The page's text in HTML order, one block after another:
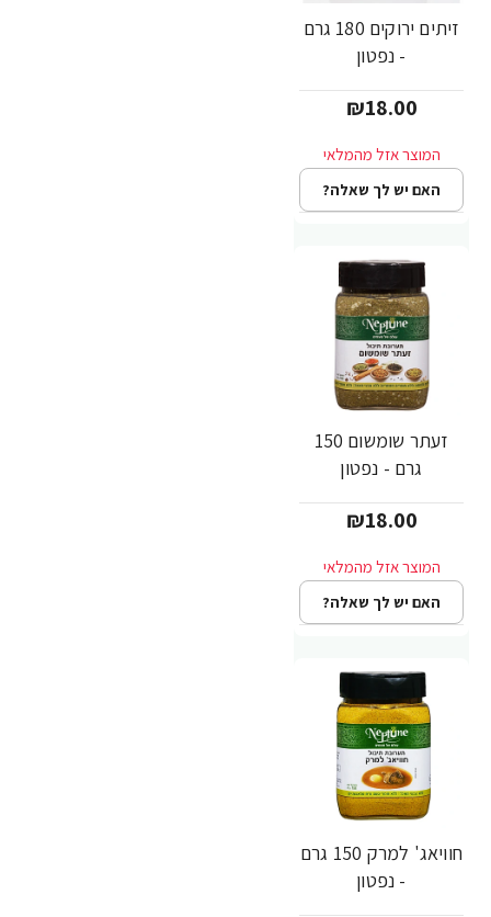
זיתים ירוקים 180 גרם
- נפטון
₪18.00
האם יש לך שאלה?
זעתר שומשום 150
גרם - נפטון
₪18.00
האם יש לך שאלה?
חוויאג' למרק 150 גרם
- נפטון